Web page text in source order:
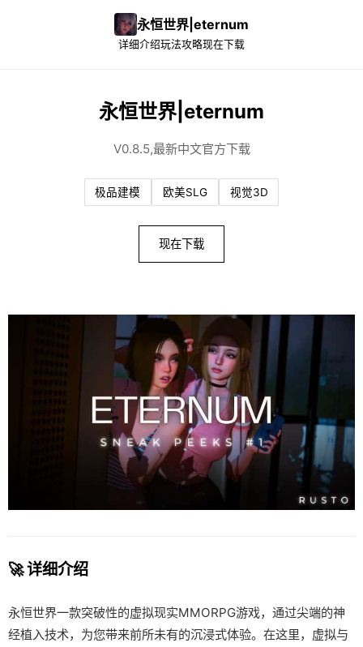
永恒世界|eternum
详细介绍玩法攻略现在下载
永恒世界|eternum
V0.8.5,最新中文官方下载
极品建模 欧美SLG 视觉3D
现在下载
🚀 详细介绍
永恒世界一款突破性的虚拟现实MMORPG游戏，通过尖端的神
经植入技术，为您带来前所未有的沉浸式体验。在这里，虚拟与